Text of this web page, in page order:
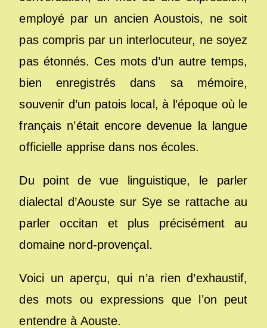
employé par un ancien Aoustois, ne soit
pas compris par un interlocuteur, ne soyez
pas étonnés. Ces mots d’un autre temps,
bien enregistrés dans sa mémoire,
souvenir d’un patois local, à l’époque où le
français n’était encore devenue la langue
officielle apprise dans nos écoles.
Du point de vue linguistique, le parler
dialectal d’Aouste sur Sye se rattache au
parler occitan et plus précisément au
domaine nord-provençal.
Voici un aperçu, qui n’a rien d’exhaustif,
des mots ou expressions que l’on peut
entendre à Aouste.